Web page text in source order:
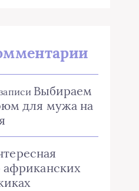
Выбираем
для мужа на